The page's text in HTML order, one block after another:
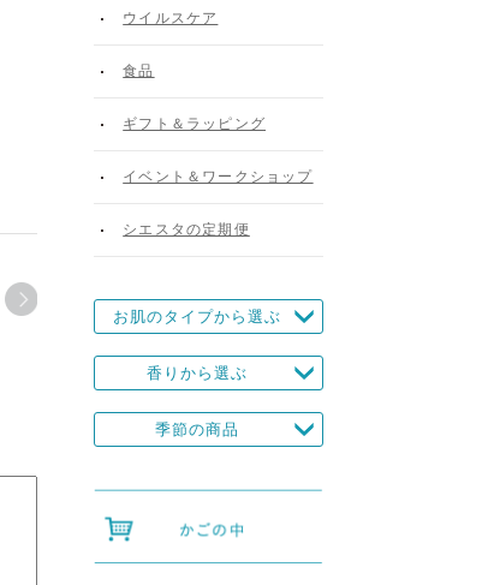
ウイルスケア
食品
ギフト＆ラッピング
イベント＆ワークショップ
シエスタの定期便
お肌のタイプから選ぶ
香りから選ぶ
季節の商品